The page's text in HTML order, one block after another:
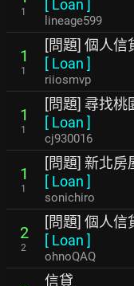
1
[ Loan ]
lineage599
1
1
[問題] 個人信
[ Loan ]
riiosmvp
1
1
[問題] 尋找桃
[ Loan ]
cj930016
1
1
[問題] 新北房
[ Loan ]
sonichiro
2
2
[問題] 個人信
[ Loan ]
ohnoQAQ
信貸